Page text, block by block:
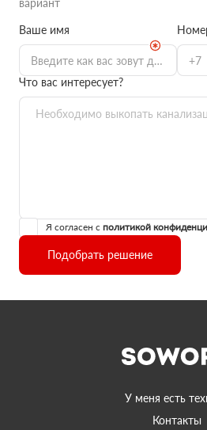
вариант
Ваше имя
Что вас интересует?
Я согласен с политикой
Подобрать решение
У меня есть
Контакты